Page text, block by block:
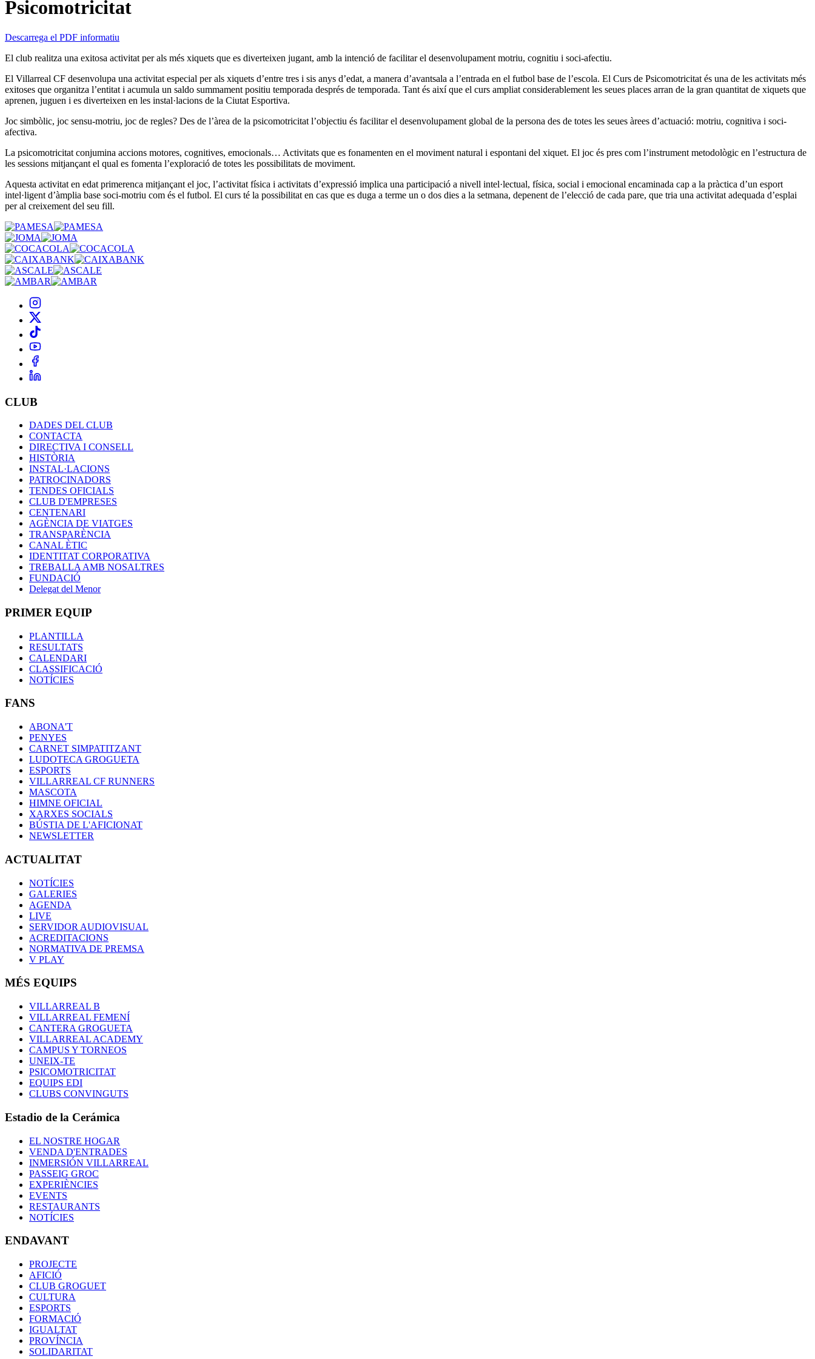
Psicomotricitat
Descarrega el PDF informatiu
El club realitza una exitosa activitat per als més xiquets que es diverteixen jugant, amb la intenció de facilitar el desenvolupament motriu, cognitiu i soci-afectiu.
El Villarreal CF desenvolupa una activitat especial per als xiquets d’entre tres i sis anys d’edat, a manera d’avantsala a l’entrada en el futbol base de l’escola. El Curs de Psicomotricitat és una de les activitats més
exitoses que organitza l’entitat i acumula un saldo summament positiu temporada després de temporada. Tant és així que el curs ampliat considerablement les seues places arran de la gran quantitat de xiquets que
aprenen, juguen i es diverteixen en les instal·lacions de la Ciutat Esportiva.
Joc simbòlic, joc sensu-motriu, joc de regles? Des de l’àrea de la psicomotricitat l’objectiu és facilitar el desenvolupament global de la persona des de totes les seues àrees d’actuació: motriu, cognitiva i soci-
afectiva.
La psicomotricitat conjumina accions motores, cognitives, emocionals… Activitats que es fonamenten en el moviment natural i espontani del xiquet. El joc és pres com l’instrument metodològic en l’estructura de
les sessions mitjançant el qual es fomenta l’exploració de totes les possibilitats de moviment.
Aquesta activitat en edat primerenca mitjançant el joc, l’activitat física i activitats d’expressió implica una participació a nivell intel·lectual, física, social i emocional encaminada cap a la pràctica d’un esport
intel·ligent d’àmplia base soci-motriu com és el futbol. El curs té la possibilitat en cas que es duga a terme un o dos dies a la setmana, depenent de l’elecció de cada pare, que tria una activitat adequada d’esplai
per al creixement del seu fill.
CLUB
DADES DEL CLUB
CONTACTA
DIRECTIVA I CONSELL
HISTÒRIA
INSTAL·LACIONS
PATROCINADORS
TENDES OFICIALS
CLUB D'EMPRESES
CENTENARI
AGÈNCIA DE VIATGES
TRANSPARÈNCIA
CANAL ÈTIC
IDENTITAT CORPORATIVA
TREBALLA AMB NOSALTRES
FUNDACIÓ
Delegat del Menor
PRIMER EQUIP
PLANTILLA
RESULTATS
CALENDARI
CLASSIFICACIÓ
NOTÍCIES
FANS
ABONA'T
PENYES
CARNET SIMPATITZANT
LUDOTECA GROGUETA
ESPORTS
VILLARREAL CF RUNNERS
MASCOTA
HIMNE OFICIAL
XARXES SOCIALS
BÚSTIA DE L'AFICIONAT
NEWSLETTER
ACTUALITAT
NOTÍCIES
GALERIES
AGENDA
LIVE
SERVIDOR AUDIOVISUAL
ACREDITACIONS
NORMATIVA DE PREMSA
V PLAY
MÉS EQUIPS
VILLARREAL B
VILLARREAL FEMENÍ
CANTERA GROGUETA
VILLARREAL ACADEMY
CAMPUS Y TORNEOS
UNEIX-TE
PSICOMOTRICITAT
EQUIPS EDI
CLUBS CONVINGUTS
Estadio de la Cerámica
EL NOSTRE HOGAR
VENDA D'ENTRADES
INMERSIÓN VILLARREAL
PASSEIG GROC
EXPERIÈNCIES
EVENTS
RESTAURANTS
NOTÍCIES
ENDAVANT
PROJECTE
AFICIÓ
CLUB GROGUET
CULTURA
ESPORTS
FORMACIÓ
IGUALTAT
PROVÍNCIA
SOLIDARITAT